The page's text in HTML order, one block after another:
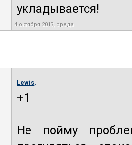
укладывается!
4 октября 2017, среда
Lewis,
+1
Не пойму